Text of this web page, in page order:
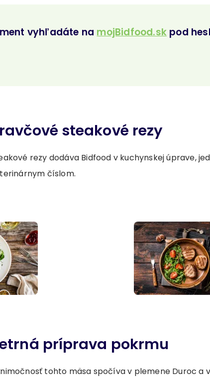
vyhľadáte na mojBidfood.sk pod
steakové rezy
rezy dodáva Bidfood v kuchynskej úprave,
číslom.
príprava pokrmu
tohto mäsa spočíva v plemene Duroc a